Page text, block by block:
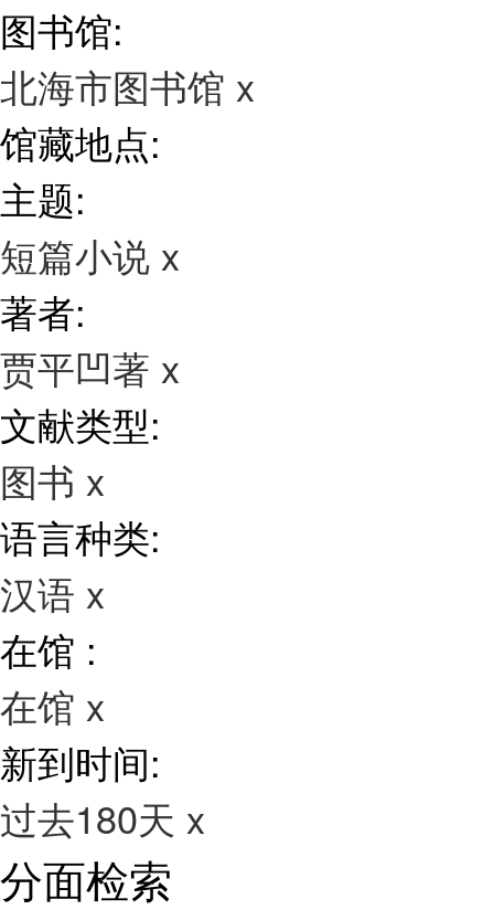
图书馆:
北海市图书馆 x
馆藏地点:
主题:
短篇小说 x
著者:
贾平凹著 x
文献类型:
图书 x
语言种类:
汉语 x
在馆 :
在馆 x
新到时间:
过去180天 x
分面检索